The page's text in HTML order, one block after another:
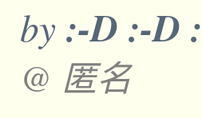
by :-D :-D
@ 匿名